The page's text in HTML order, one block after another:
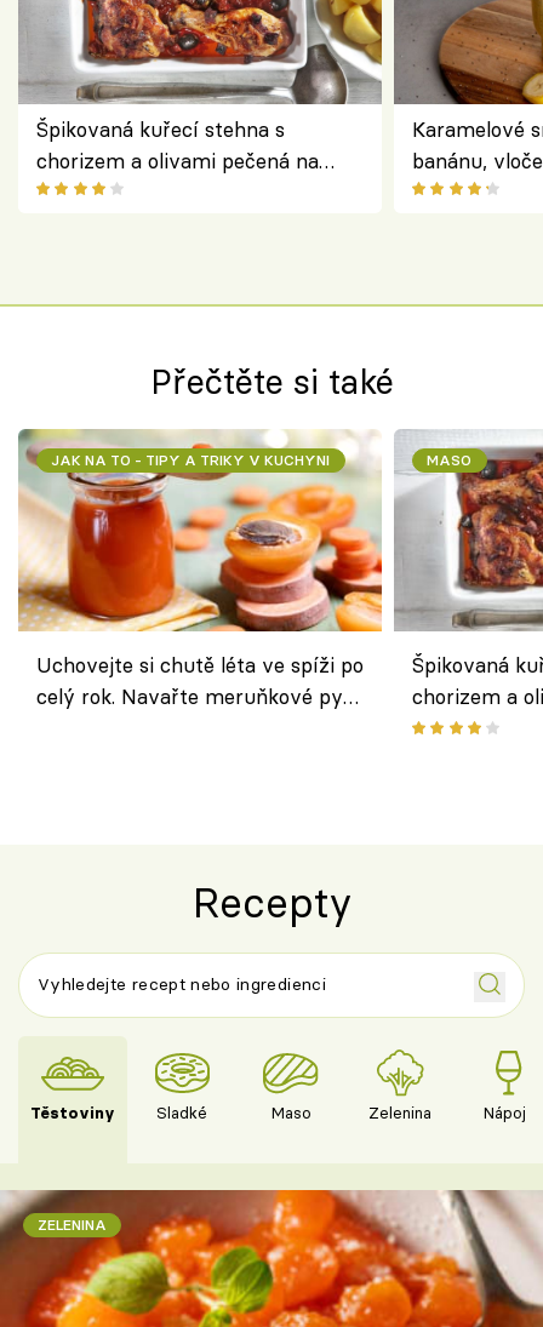
Špikovaná kuřecí stehna s
chorizem a olivami pečená na
letní zelenině – šťavnaté maso s
Karamelové
banánu,
snídaně do
Přečtěte si také
JAK NA TO - TIPY A TRIKY V KUCHYNI
Uchovejte si chutě léta ve spíži po
celý rok. Navařte meruňkové pyré
MASO
Špikovaná
chorizem a
letní
Recepty
Těstoviny Sladké Maso Zelenina Nápoje
ZELENINA